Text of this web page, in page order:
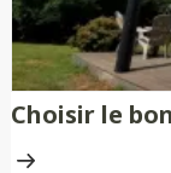
Choisir le